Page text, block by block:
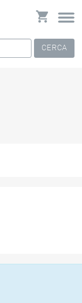
CERCA